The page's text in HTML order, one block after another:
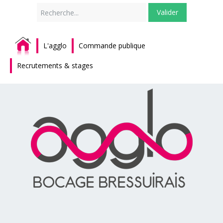
Valider
L'agglo Commande publique
Recrutements & stages